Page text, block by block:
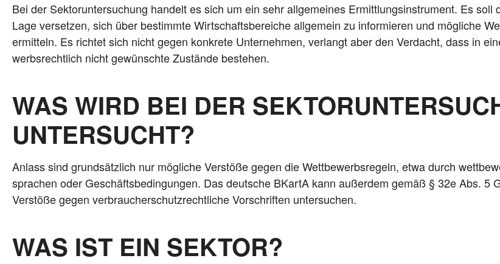
Bei der Sek­tor­un­ter­su­chung han­delt es sich um ein sehr all­ge­mei­nes Ermitt­lungs­in­stru­ment. Es soll
Lage ver­set­zen, sich über bestimm­te Wirt­schafts­be­rei­che all­ge­mein zu infor­mie­ren und mög­li­che
ermit­teln. Es rich­tet sich nicht gegen kon­kre­te Unter­neh­men, ver­langt aber den Ver­dacht, dass in
werbs­recht­lich nicht gewünsch­te Zustän­de bestehen.
WAS WIRD BEI DER
UNTERSUCHT?
Anlass sind grund­sätz­lich nur mög­li­che Ver­stö­ße gegen die Wett­be­werbs­re­geln, etwa durch
spra­chen oder Geschäfts­be­din­gun­gen. Das deut­sche BKar­tA kann außer­dem gemäß § 32e Abs. 5
Ver­stö­ße gegen ver­brau­cher­schutz­recht­li­che Vor­schrif­ten untersuchen.
WAS IST EIN SEKTOR?